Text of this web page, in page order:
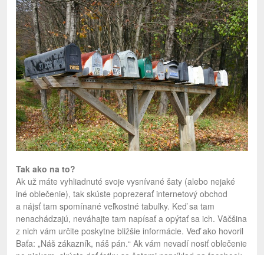
Tak ako na to?
Ak už máte vyhliadnuté svoje vysnívané šaty (alebo nejaké
iné oblečenie), tak skúste poprezerať internetový obchod
a nájsť tam spomínané veľkostné tabuľky. Keď sa tam
nenachádzajú, neváhajte tam napísať a opýtať sa ich. Väčšina
z nich vám určite poskytne bližšie informácie. Veď ako hovoril
Baťa: „Náš zákazník, náš pán.“ Ak vám nevadí nosiť oblečenie